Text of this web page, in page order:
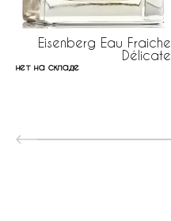
Eisenberg Eau Fraiche
Délicate
нет на складе